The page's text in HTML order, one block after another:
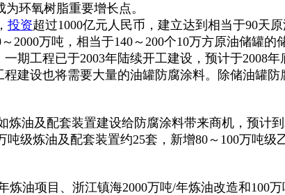
环氧树脂重要增长点。
投资超过1000亿元人民币，建立达到相当于90天
万吨，相当于140～200个10万方原油储罐的
期工程已于2003年陆续开工建设，预计于2008
建设也将需要大量的油罐防腐涂料。除储油罐
油及配套装置建设给防腐涂料带来商机，预计
吨级炼油及配套装置约25套，新增80～100万吨级
油项目、浙江镇海2000万吨/年炼油改造和100